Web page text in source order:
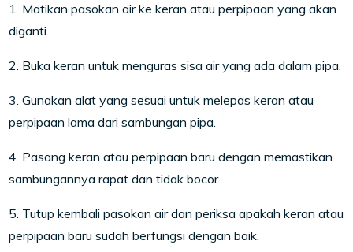
1. Matikan pasokan air ke keran atau perpipaan yang akan
diganti.
2. Buka keran untuk menguras sisa air yang ada dalam pipa.
3. Gunakan alat yang sesuai untuk melepas keran atau
perpipaan lama dari sambungan pipa.
4. Pasang keran atau perpipaan baru dengan memastikan
sambungannya rapat dan tidak bocor.
5. Tutup kembali pasokan air dan periksa apakah keran atau
perpipaan baru sudah berfungsi dengan baik.